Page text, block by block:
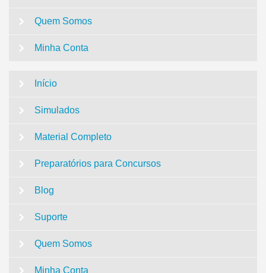
Quem Somos
Minha Conta
Início
Simulados
Material Completo
Preparatórios para Concursos
Blog
Suporte
Quem Somos
Minha Conta